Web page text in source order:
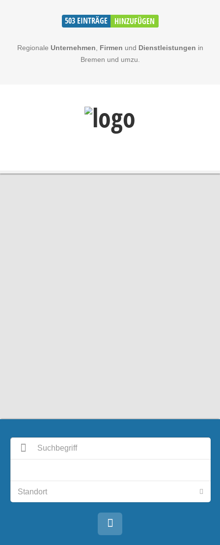
503 EINTRÄGE HINZUFÜGEN
Regionale Unternehmen Firmen und Dienstleistungen in
Bremen und umzu.